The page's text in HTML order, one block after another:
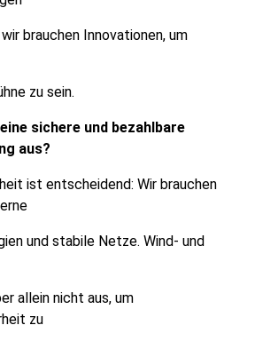
brauchen Innovationen, um
zu sein.
sichere und bezahlbare
aus?
ist entscheidend: Wir brauchen
und stabile Netze. Wind- und
allein nicht aus, um
zu